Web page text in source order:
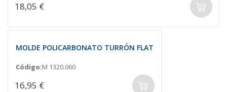
18,05 €
MOLDE POLICARBONATO TURRÓN FLAT
Código:M 1320.060
16,95 €